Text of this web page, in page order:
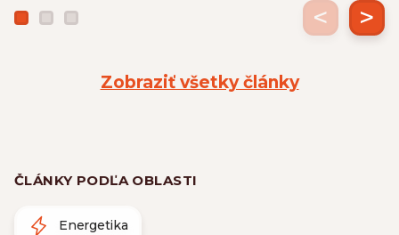
Zobraziť všetky články
< >
ČLÁNKY PODĽA OBLASTI
Energetika